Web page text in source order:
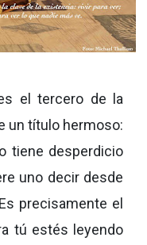
el tercero de la
un título hermoso:
tiene desperdicio
uno decir desde
precisamente el
tú estés leyendo